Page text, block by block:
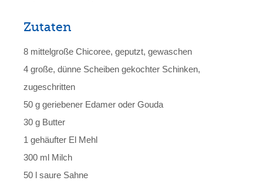
Zutaten
8 mittelgroße Chicoree, geputzt, gewaschen
4 große, dünne Scheiben gekochter Schinken,
zugeschritten
50 g geriebener Edamer oder Gouda
30 g Butter
1 gehäufter El Mehl
300 ml Milch
50 l saure Sahne